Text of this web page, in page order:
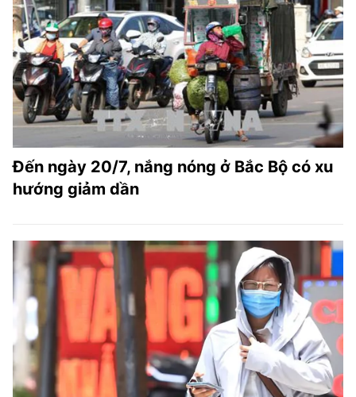
Đến ngày 20/7, nắng nóng ở Bắc Bộ có xu
hướng giảm dần